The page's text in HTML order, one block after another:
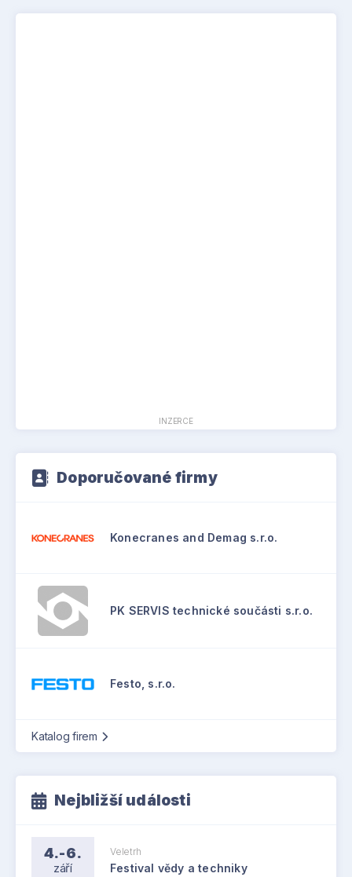
INZERCE
Doporučované firmy
Konecranes and Demag s.r.o.
PK SERVIS technické součásti s.r.o.
Festo, s.r.o.
Katalog firem
Nejbližší události
4.-6.
září
Veletrh
Festival vědy a techniky